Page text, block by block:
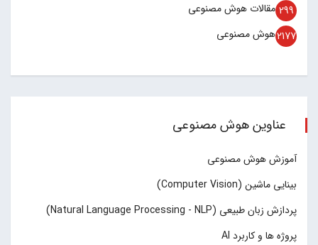
مقالات هوش مصنوعی 299
هوش مصنوعی2177
عناوین هوش مصنوعی
آموزش هوش مصنوعی
بینایی ماشین (Computer Vision)
پردازش زبان طبیعی (Natural Language Processing - NLP)
پروژه ها و کاربرد AI